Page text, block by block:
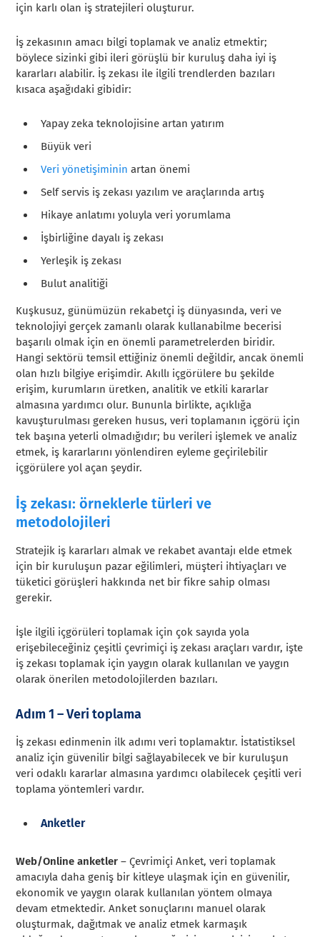
için karlı olan iş stratejileri oluşturur.
İş zekasının amacı bilgi toplamak ve analiz etmektir;
böylece sizinki gibi ileri görüşlü bir kuruluş daha iyi iş
kararları alabilir. İş zekası ile ilgili trendlerden bazıları
kısaca aşağıdaki gibidir:
Yapay zeka teknolojisine artan yatırım
Büyük veri
Veri yönetişiminin artan önemi
Self servis iş zekası yazılım ve araçlarında artış
Hikaye anlatımı yoluyla veri yorumlama
İşbirliğine dayalı iş zekası
Yerleşik iş zekası
Bulut analitiği
Kuşkusuz, günümüzün rekabetçi iş dünyasında, veri ve
teknolojiyi gerçek zamanlı olarak kullanabilme becerisi
başarılı olmak için en önemli parametrelerden biridir.
Hangi sektörü temsil ettiğiniz önemli değildir, ancak önemli
olan hızlı bilgiye erişimdir. Akıllı içgörülere bu şekilde
erişim, kurumların üretken, analitik ve etkili kararlar
almasına yardımcı olur. Bununla birlikte, açıklığa
kavuşturulması gereken husus, veri toplamanın içgörü için
tek başına yeterli olmadığıdır; bu verileri işlemek ve analiz
etmek, iş kararlarını yönlendiren eyleme geçirilebilir
içgörülere yol açan şeydir.
İş zekası: örneklerle türleri ve
metodolojileri
Stratejik iş kararları almak ve rekabet avantajı elde etmek
için bir kuruluşun pazar eğilimleri, müşteri ihtiyaçları ve
tüketici görüşleri hakkında net bir fikre sahip olması
gerekir.
İşle ilgili içgörüleri toplamak için çok sayıda yola
erişebileceğiniz çeşitli çevrimiçi iş zekası araçları vardır, işte
iş zekası toplamak için yaygın olarak kullanılan ve yaygın
olarak önerilen metodolojilerden bazıları.
Adım 1 – Veri toplama
İş zekası edinmenin ilk adımı veri toplamaktır. İstatistiksel
analiz için güvenilir bilgi sağlayabilecek ve bir kuruluşun
veri odaklı kararlar almasına yardımcı olabilecek çeşitli veri
toplama yöntemleri vardır.
Anketler
Web/Online anketler – Çevrimiçi Anket, veri toplamak
amacıyla daha geniş bir kitleye ulaşmak için en güvenilir,
ekonomik ve yaygın olarak kullanılan yöntem olmaya
devam etmektedir. Anket sonuçlarını manuel olarak
oluşturmak, dağıtmak ve analiz etmek karmaşık